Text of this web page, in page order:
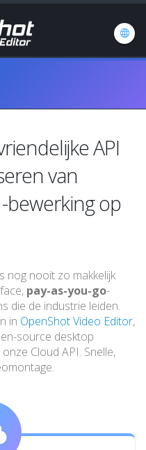
API
van
op
nog nooit zo makkelijk
pay-as-you-go-
die de industrie leiden.
in OpenShot Video Editor,
source desktop
Cloud API. Snelle,